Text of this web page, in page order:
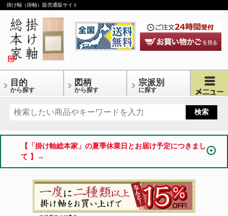
掛け軸（掛軸）販売通販サイト
目的
から探す
図柄
から探す
宗派別
に探す
【「掛け軸総本家」の夏季休業日とお届け予定につきまし
て 】→